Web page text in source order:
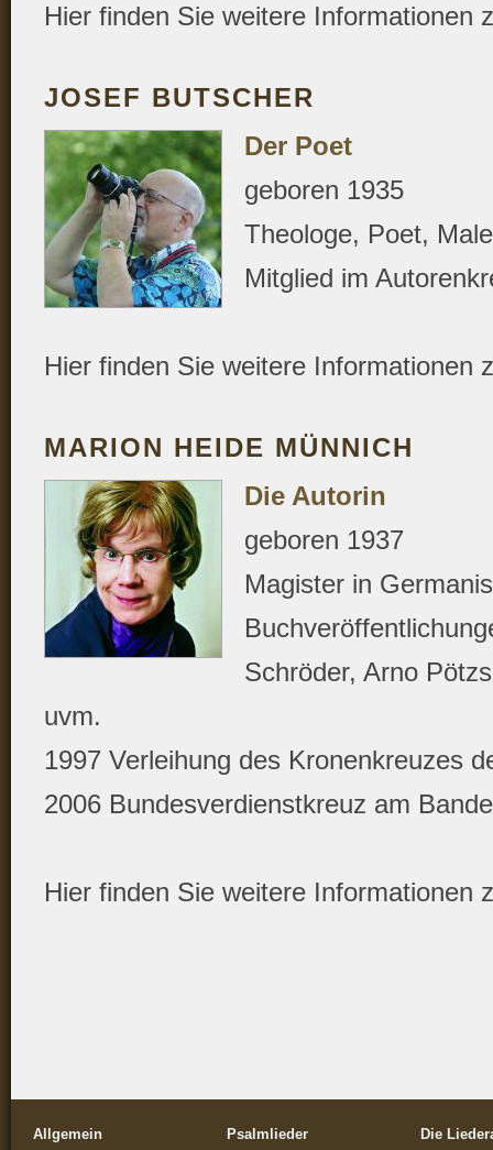
Hier finden Sie weitere Informationen
JOSEF BUTSCHER
Der Poet
geboren 1935
Theologe, Poet,
Mitglied im
Hier finden Sie weitere Informationen
MARION HEIDE MÜNNICH
Die Autorin
geboren 1937
Magister in
Schröder, Arno
uvm.
1997 Verleihung des Kronenkreuzes
2006 Bundesverdienstkreuz am Bande
Hier finden Sie weitere Informationen
Allgemein
Psalmlieder
Die